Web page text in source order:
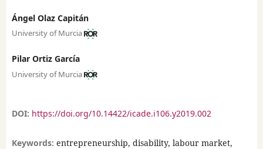
Ángel Olaz Capitán
University of Murcia
Pilar Ortiz García
University of Murcia
DOI: https://doi.org/10.14422/icade.i106.y2019.002
Keywords: entrepreneurship, disability, labour market,